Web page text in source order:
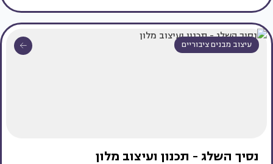
עיצוב מבנים ציבוריים
נסיך השלג - תכנון ועיצוב מלון